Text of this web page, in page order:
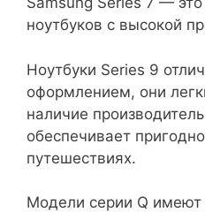
ноутбуков с высокой
Ноутбуки Series 9
оформлением, они
наличие
обеспечивает
путешествиях.
Модели серии Q